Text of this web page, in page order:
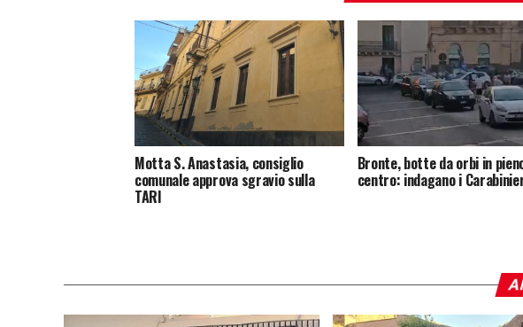
Motta S. Anastasia, consiglio
comunale approva sgravio sulla
TARI
Bronte, botte da orbi in
centro: indagano i